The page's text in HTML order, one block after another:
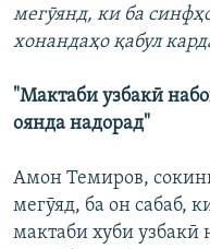
мегӯянд, ки ба
хонандаҳо қабул
"Мактаби узбакӣ
оянда надорад"
Амон Темиров,
мегӯяд, ба он сабаб,
мактаби хуби узбакӣ